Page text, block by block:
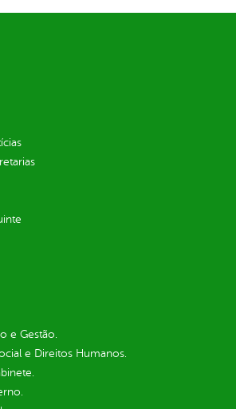
e Gestão.
e Direitos Humanos.